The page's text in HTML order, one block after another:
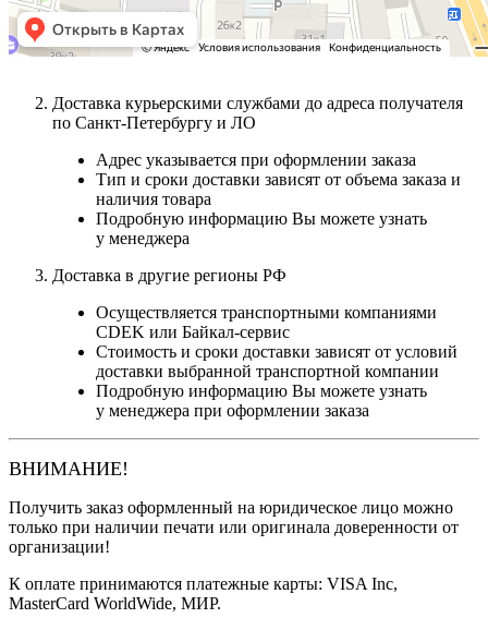
Доставка курьерскими службами до адреса получателя
по Санкт-Петербургу и ЛО
Адрес указывается при оформлении заказа
Тип и сроки доставки зависят от объема заказа и
наличия товара
Подробную информацию Вы можете узнать
у менеджера
Доставка в другие регионы РФ
Осуществляется транспортными компаниями
CDEK или Байкал-сервис
Стоимость и сроки доставки зависят от условий
доставки выбранной транспортной компании
Подробную информацию Вы можете узнать
у менеджера при оформлении заказа
ВНИМАНИЕ!
Получить заказ оформленный на юридическое лицо можно
только при наличии печати или оригинала доверенности от
организации!
К оплате принимаются платежные карты: VISA Inc,
MasterCard WorldWide, МИР.